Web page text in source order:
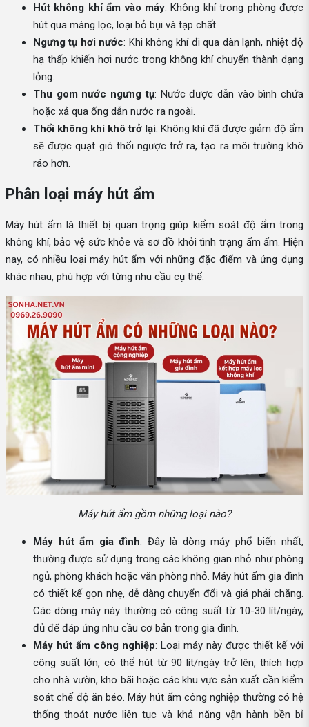
Hút không khí ẩm vào máy: Không khí trong phòng được
hút qua màng lọc, loại bỏ bụi và tạp chất.
Ngưng tụ hơi nước: Khi không khí đi qua dàn lạnh, nhiệt độ
hạ thấp khiến hơi nước trong không khí chuyển thành dạng
lỏng.
Thu gom nước ngưng tụ: Nước được dẫn vào bình chứa
hoặc xả qua ống dẫn nước ra ngoài.
Thổi không khí khô trở lại: Không khí đã được giảm độ ẩm
sẽ được quạt gió thổi ngược trở ra, tạo ra môi trường khô
ráo hơn.
Phân loại máy hút ẩm
Máy hút ẩm là thiết bị quan trọng giúp kiểm soát độ ẩm trong
không khí, bảo vệ sức khỏe và sơ đồ khỏi tình trạng ẩm ẩm. Hiện
nay, có nhiều loại máy hút ẩm với những đặc điểm và ứng dụng
khác nhau, phù hợp với từng nhu cầu cụ thể.
Máy hút ẩm gồm những loại nào?
Máy hút ẩm gia đình: Đây là dòng máy phổ biến nhất,
thường được sử dụng trong các không gian nhỏ như phòng
ngủ, phòng khách hoặc văn phòng nhỏ. Máy hút ẩm gia đình
có thiết kế gọn nhẹ, dễ dàng chuyển đổi và giá phải chăng.
Các dòng máy này thường có công suất từ ​​10-30 lít/ngày,
đủ để đáp ứng nhu cầu cơ bản trong gia đình.
Máy hút ẩm công nghiệp: Loại máy này được thiết kế với
công suất lớn, có thể hút từ 90 lít/ngày trở lên, thích hợp
cho nhà vườn, kho bãi hoặc các khu vực sản xuất cần kiểm
soát chế độ ăn béo. Máy hút ẩm công nghiệp thường có hệ
thống thoát nước liên tục và khả năng vận hành bền bỉ